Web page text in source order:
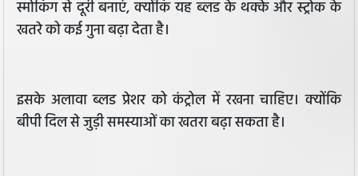
स्मोकिंग से दूरी बनाएं, क्योंकि यह ब्लड के थक्के और स्ट्रोक के
खतरे को कई गुना बढ़ा देता है।
इसके अलावा ब्लड प्रेशर को कंट्रोल में रखना चाहिए। क्योंकि
बीपी दिल से जुड़ी समस्याओं का खतरा बढ़ा सकता है।